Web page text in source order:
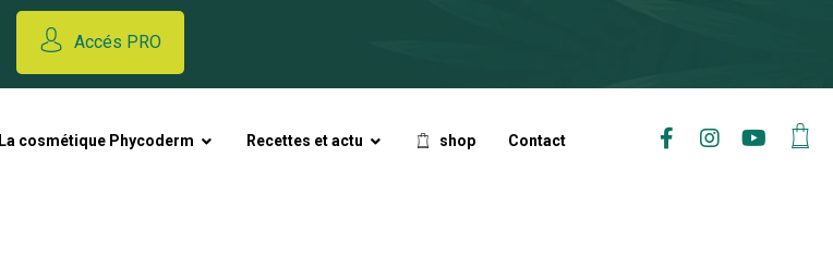
Accés PRO
La cosmétique Phycoderm Recettes et actu shop Contact